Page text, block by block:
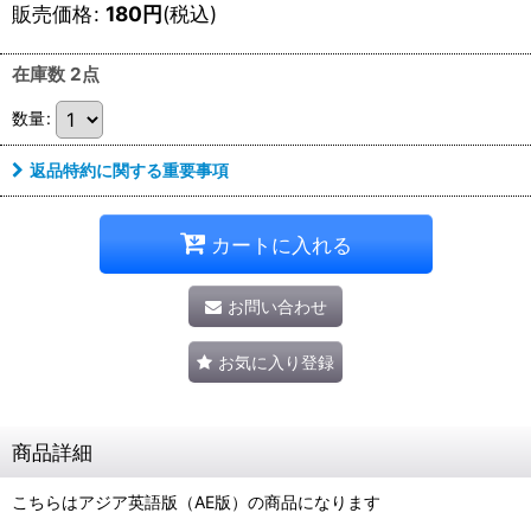
販売価格: 180円(税込)
在庫数 2点
数量:
返品特約に関する重要事項
カートに入れる
お問い合わせ
お気に入り登録
商品詳細
こちらはアジア英語版（AE版）の商品になります